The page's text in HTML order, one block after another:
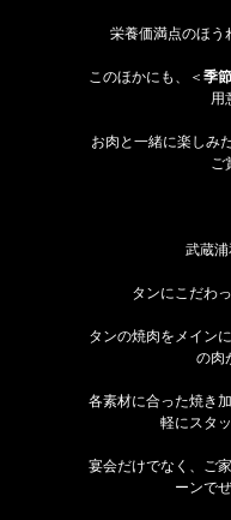
栄養価満点のほう
このほかにも、＜ 季
用
お肉と一緒に楽しみ
ご
武蔵浦
タンにこだわ
タンの焼肉をメイン
の肉
各素材に合った焼き
軽にスタ
宴会だけでなく、ご
ーンで